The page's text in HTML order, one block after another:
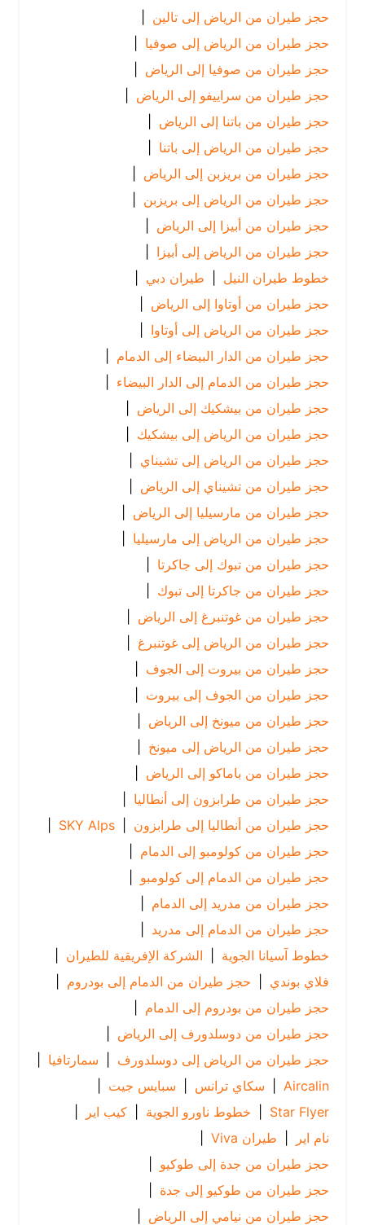
حجز طيران من الرياض إلى تالين
|
حجز طيران من الرياض إلى صوفيا
|
حجز طيران من صوفيا إلى الرياض
|
حجز طيران من سراييفو إلى الرياض
|
حجز طيران من باتنا إلى الرياض
|
حجز طيران من الرياض إلى باتنا |
حجز طيران من بريزبن إلى الرياض
|
حجز طيران من الرياض إلى بريزبن |
حجز طيران من أبيزا إلى الرياض
|
حجز طيران من الرياض إلى أبيزا
خطوط طيران النيل | طيران دبي |
حجز طيران من أوتاوا إلى الرياض
|
حجز طيران من الرياض إلى أوتاوا |
حجز طيران من الدار البيضاء إلى الدمام
|
حجز طيران من الدمام إلى الدار البيضاء |
حجز طيران من بيشكيك إلى الرياض
|
حجز طيران من الرياض إلى بيشكيك |
حجز طيران من الرياض إلى تشيناي |
حجز طيران من تشيناي إلى الرياض
|
حجز طيران من مارسيليا إلى الرياض
|
حجز طيران من الرياض إلى مارسيليا |
حجز طيران من تبوك إلى جاكرتا
|
حجز طيران من جاكرتا إلى تبوك
|
حجز طيران من غوتنبرغ إلى الرياض
|
حجز طيران من الرياض إلى غوتنبرغ |
حجز طيران من بيروت إلى الجوف |
حجز طيران من الجوف إلى بيروت
|
حجز طيران من ميونخ إلى الرياض
|
حجز طيران من الرياض إلى ميونخ |
حجز طيران من باماكو إلى الرياض
|
حجز طيران من طرابزون إلى أنطاليا
|
حجز طيران من أنطاليا إلى طرابزون |
SKY Alps
|
حجز طيران من كولومبو إلى الدمام
|
حجز طيران من الدمام إلى كولومبو |
حجز طيران من مدريد إلى الدمام
|
حجز طيران من الدمام إلى مدريد |
خطوط آسيانا الجوية
| الشركة الإفريقية للطيران |
فلاي بوندي | حجز طيران من الدمام إلى بودروم |
حجز طيران من بودروم إلى الدمام
|
حجز طيران من دوسلدورف إلى الرياض
|
حجز طيران من الرياض إلى دوسلدورف | سمارتافيا
|
Aircalin
| سكاي ترانس | سبايس جيت
|
Star Flyer
| خطوط ناورو الجوية | كيب اير |
| طيران Viva
|
حجز طيران من جدة إلى طوكيو |
حجز طيران من طوكيو إلى جدة
حجز طيران من نيامي إلى الرياض
|